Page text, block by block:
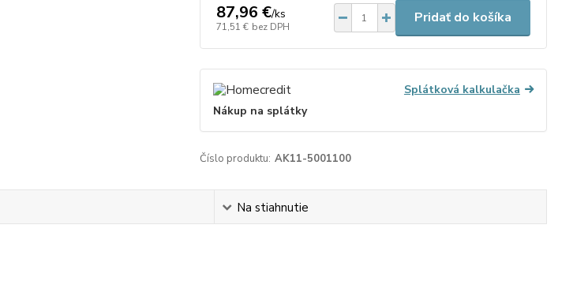
87,96 €/ks
71,51 € bez DPH
Pridať do košíka
Splátková kalkulačka
Nákup na splátky
Číslo produktu: AK11-5001100
Na stiahnutie